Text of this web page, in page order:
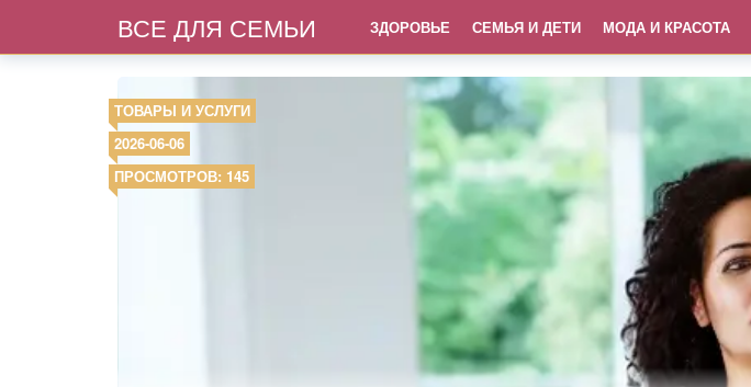
ВСЕ ДЛЯ СЕМЬИ ЗДОРОВЬЕ СЕМЬЯ И ДЕТИ МОДА И КРАСОТА
ТОВАРЫ И УСЛУГИ
2026-06-06
ПРОСМОТРОВ: 145